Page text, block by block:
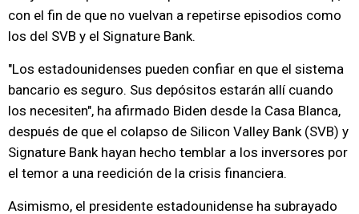
con el fin de que no vuelvan a repetirse episodios como
los del SVB y el Signature Bank.
"Los estadounidenses pueden confiar en que el sistema
bancario es seguro. Sus depósitos estarán allí cuando
los necesiten", ha afirmado Biden desde la Casa Blanca,
después de que el colapso de Silicon Valley Bank (SVB) y
Signature Bank hayan hecho temblar a los inversores por
el temor a una reedición de la crisis financiera.
Asimismo, el presidente estadounidense ha subrayado